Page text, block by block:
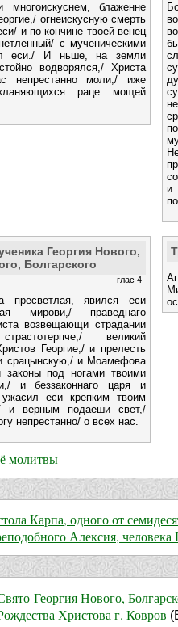
многоискуснем, блаженне
огнеискусную смерть
и по кончине твоей венец
с мученическими
еси./ И ньше, на земли
водворялся,/ Христа
непрестанно моли,/ иже
раце мощей
и
Георгия Нового,
Болгарского
глас 4
пресветлая, явился еси
мирови,/ праведнаго
возвещающи страдании
великий
Георгие,/ и прелесть
срацынскую,/ и Моамефова
законы под ногами твоими
и беззаконнаго царя и
ужасил еси крепким твоим
и верным подаеши свет,/
непрестанно/ о всех нас.
молитвы
Карпа, одного от
Алексия,
Георгия Нового,
Христова г. Ковров